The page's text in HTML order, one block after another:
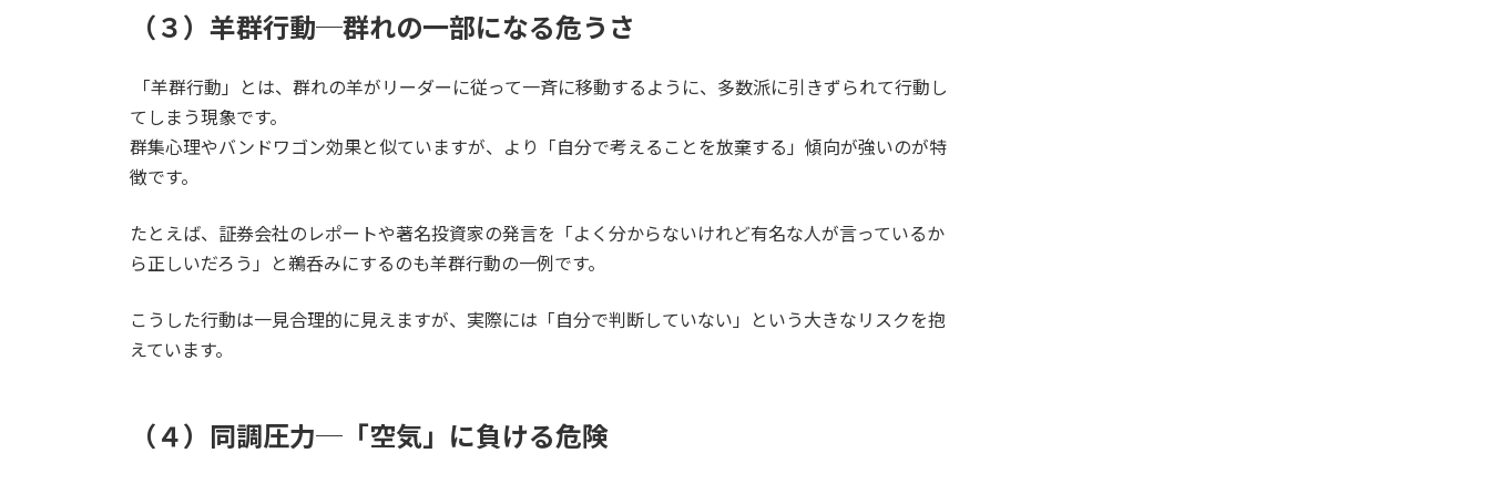
（３）羊群行動─群れの一部になる危うさ
「羊群行動」とは、群れの羊がリーダーに従って一斉に移動するように、多数派に引きずられて行動し
てしまう現象です。
群集心理やバンドワゴン効果と似ていますが、より「自分で考えることを放棄する」傾向が強いのが特
徴です。
たとえば、証券会社のレポートや著名投資家の発言を「よく分からないけれど有名な人が言っているか
ら正しいだろう」と鵜呑みにするのも羊群行動の一例です。
こうした行動は一見合理的に見えますが、実際には「自分で判断していない」という大きなリスクを抱
えています。
（４）同調圧力─「空気」に負ける危険